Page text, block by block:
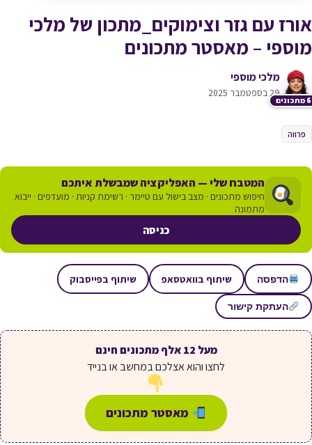
אורז עם גזר וצימוקים_מתכון של מלכי
מוספי – מאסטר מתכונים
מלכי מוספי
29 בספטמבר 2025
פרווה
המטבח שלי — האפליקציה שמבשלת איתכם
חיפוש מתכונים · מצב בישול עם טיימר · רשימת קניות · מועדפים · ייבוא
מתמונה
כניסה
הדפסה שיתוף בוואטסאפ שיתוף בפייסבוק
העתקת קישור
מעל 12 אלף מתכונים חינם
לחצו והוא אצלכם במחשב או בנייד
מאסטר מתכונים